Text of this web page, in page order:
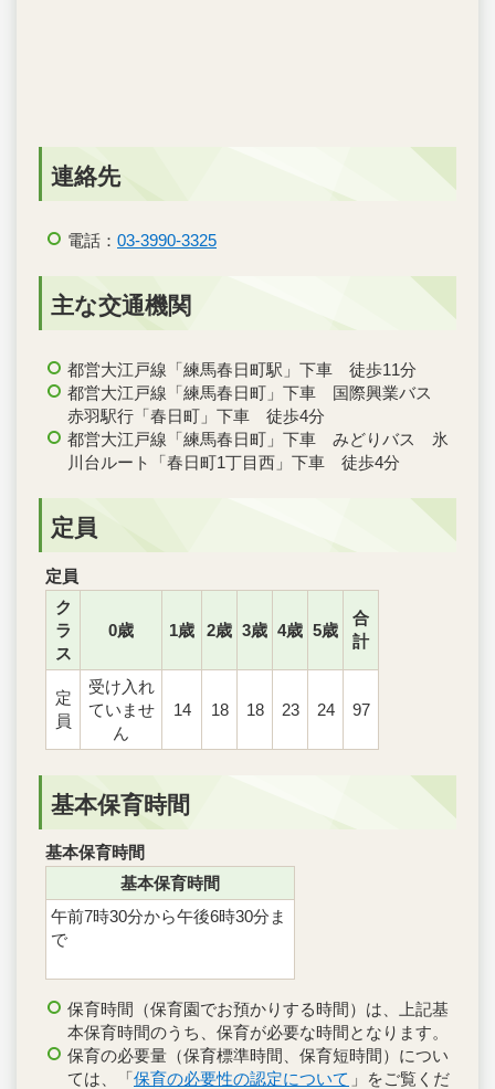
連絡先
電話： 03-3990-3325
主な交通機関
都営大江戸線「練馬春日町駅」下車 徒歩11分
都営大江戸線「練馬春日町」下車 国際興業バス
赤羽駅行「春日町」下車 徒歩4分
都営大江戸線「練馬春日町」下車 みどりバス 氷
川台ルート「春日町1丁目西」下車 徒歩4分
定員
定員
ク
ラ
ス
0歳 1歳 2歳 3歳 4歳 5歳
合
計
定
員
受け入れ
ていませ
ん
14 18 18 23 24 97
基本保育時間
基本保育時間
基本保育時間
午前7時30分から午後6時30分ま
で
保育時間（保育園でお預かりする時間）は、上記基
本保育時間のうち、保育が必要な時間となります。
保育の必要量（保育標準時間、保育短時間）につい
ては、「保育の必要性の認定について 」をご覧くだ